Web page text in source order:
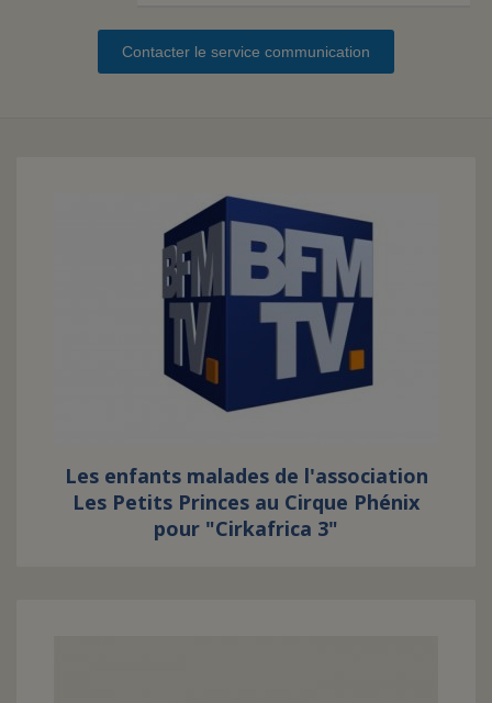
FAIRE UN DON
DEVENIR
UN PETIT PRINCE
Contacter le service communication
Les enfants malades de l'association
Les Petits Princes au Cirque Phénix
pour "Cirkafrica 3"